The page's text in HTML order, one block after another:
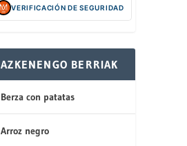
VERIFICACIÓN DE SEGURIDAD
AZKENENGO BERRIAK
Berza con patatas
Arroz negro